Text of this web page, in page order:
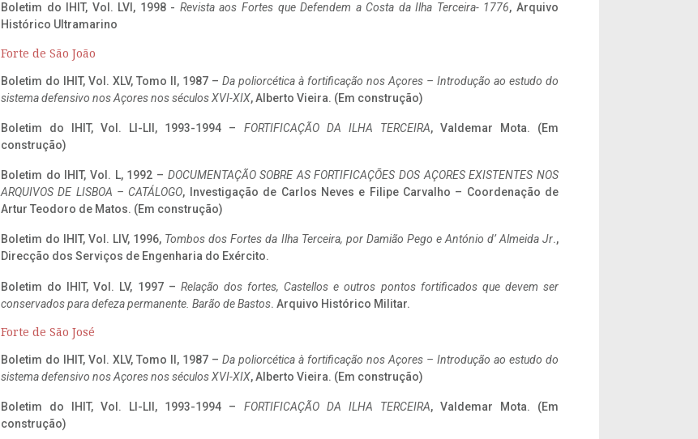
Boletim do IHIT, Vol. LVI, 1998 - Revista aos Fortes que Defendem a Costa da Ilha Terceira- 1776, Arquivo
Histórico Ultramarino
Forte de São João
Boletim do IHIT, Vol. XLV, Tomo II, 1987 – Da poliorcética à fortificação nos Açores – Introdução ao estudo do
sistema defensivo nos Açores nos séculos XVI-XIX, Alberto Vieira. (Em construção)
Boletim do IHIT, Vol. LI-LII, 1993-1994 – FORTIFICAÇÃO DA ILHA TERCEIRA, Valdemar Mota. (Em
construção)
Boletim do IHIT, Vol. L, 1992 – DOCUMENTAÇÃO SOBRE AS FORTIFICAÇÕES DOS AÇORES EXISTENTES NOS
ARQUIVOS DE LISBOA – CATÁLOGO, Investigação de Carlos Neves e Filipe Carvalho – Coordenação de
Artur Teodoro de Matos. (Em construção)
Boletim do IHIT, Vol. LIV, 1996, Tombos dos Fortes da Ilha Terceira, por Damião Pego e António d’ Almeida Jr.,
Direcção dos Serviços de Engenharia do Exército.
Boletim do IHIT, Vol. LV, 1997 – Relação dos fortes, Castellos e outros pontos fortificados que devem ser
conservados para defeza permanente. Barão de Bastos. Arquivo Histórico Militar.
Forte de São José
Boletim do IHIT, Vol. XLV, Tomo II, 1987 – Da poliorcética à fortificação nos Açores – Introdução ao estudo do
sistema defensivo nos Açores nos séculos XVI-XIX, Alberto Vieira. (Em construção)
Boletim do IHIT, Vol. LI-LII, 1993-1994 – FORTIFICAÇÃO DA ILHA TERCEIRA, Valdemar Mota. (Em
construção)